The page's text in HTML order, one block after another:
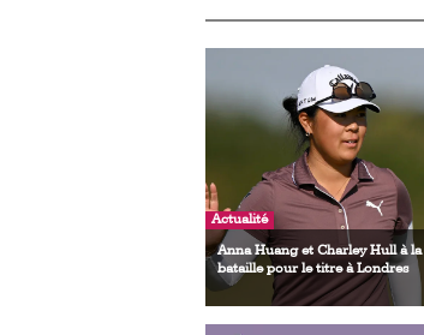
Actualité
Anna Huang et Charley Hull à la
bataille pour le titre à Londres